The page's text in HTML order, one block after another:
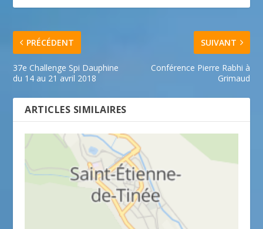
PRÉCÉDENT
37e Challenge Spi Dauphine
du 14 au 21 avril 2018
SUIVANT
Conférence Pierre Rabhi à
Grimaud
ARTICLES SIMILAIRES